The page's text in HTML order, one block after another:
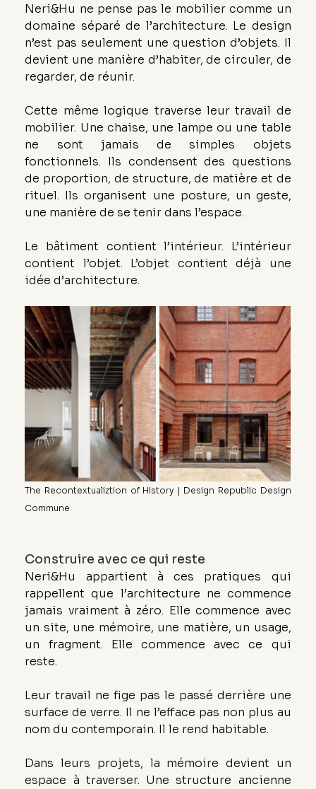
Neri&Hu ne pense pas le mobilier comme un
domaine séparé de l’architecture. Le design
n’est pas seulement une question d’objets. Il
devient une manière d’habiter, de circuler, de
regarder, de réunir.
Cette même logique traverse leur travail de
mobilier. Une chaise, une lampe ou une table
ne sont jamais de simples objets
fonctionnels. Ils condensent des questions
de proportion, de structure, de matière et de
rituel. Ils organisent une posture, un geste,
une manière de se tenir dans l’espace.
Le bâtiment contient l’intérieur. L’intérieur
contient l’objet. L’objet contient déjà une
idée d’architecture.
The Recontextualiztion of History | Design Republic Design
Commune
Construire avec ce qui reste
Neri&Hu appartient à ces pratiques qui
rappellent que l’architecture ne commence
jamais vraiment à zéro. Elle commence avec
un site, une mémoire, une matière, un usage,
un fragment. Elle commence avec ce qui
reste.
Leur travail ne fige pas le passé derrière une
surface de verre. Il ne l’efface pas non plus au
nom du contemporain. Il le rend habitable.
Dans leurs projets, la mémoire devient un
espace à traverser. Une structure ancienne